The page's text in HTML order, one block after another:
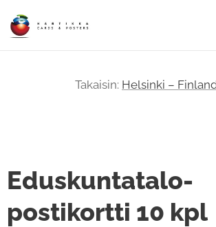
Takaisin: Helsinki –
Eduskuntatalo-
postikortti 10 kpl